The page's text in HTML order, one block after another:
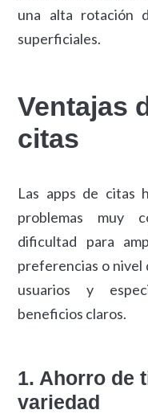
una alta rotación
superficiales.
Ventajas
citas
Las apps de citas
problemas muy
dificultad para
preferencias o nivel
usuarios y
beneficios claros.
1. Ahorro de
variedad